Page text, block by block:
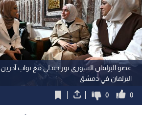
عضو البرلمان السوري نور جندلي مع نواب
البرلمان في دمشق
0
0